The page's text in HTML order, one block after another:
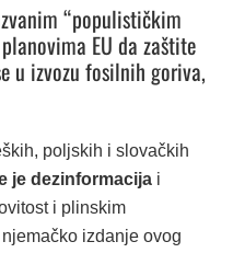
“populističkim
EU da zaštite
u izvozu fosilnih goriva,
poljskih i slovačkih
je dezinformacija i
i plinskim
izdanje ovog